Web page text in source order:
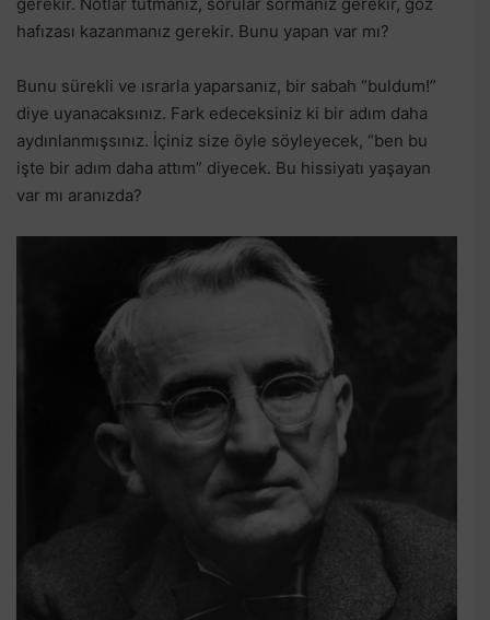
hafızası kazanmanız gerekir. Bunu yapan var mı?
Bunu sürekli ve ısrarla yaparsanız, bir sabah “buldum!”
diye uyanacaksınız. Fark edeceksiniz ki bir adım daha
aydınlanmışsınız. İçiniz size öyle söyleyecek, “ben bu
işte bir adım daha attım” diyecek. Bu hissiyatı yaşayan
var mı aranızda?